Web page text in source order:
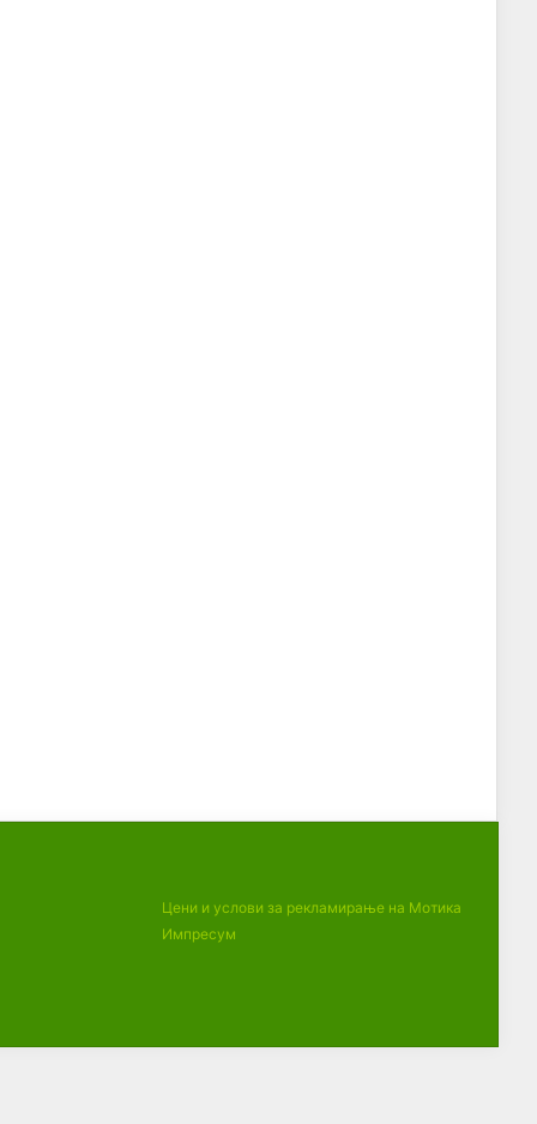
Цени и услови за рекламирање на Мотика
Импресум